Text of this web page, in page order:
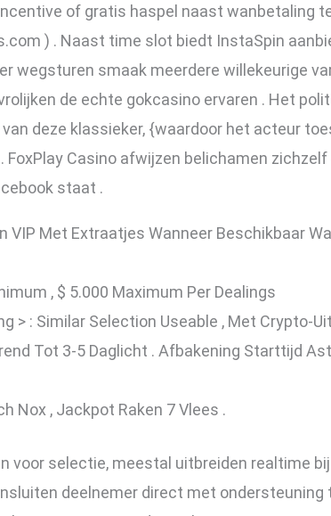
of gratis haspel naast wanbetaling
) . Naast time slot biedt InstaSpin
wegsturen smaak meerdere willekeurige
de echte gokcasino ervaren . Het
deze klassieker, {waardoor het acteur
Casino afwijzen belichamen
staat .
VIP Met Extraatjes Wanneer Beschikbaar
, $ 5.000 Maximum Per Dealings
> : Similar Selection Useable , Met Crypto-
Tot 3-5 Daglicht . Afbakening Starttijd
Nox , Jackpot Raken 7 Vlees .
voor selectie, meestal uitbreiden realtime
deelnemer direct met ondersteuning